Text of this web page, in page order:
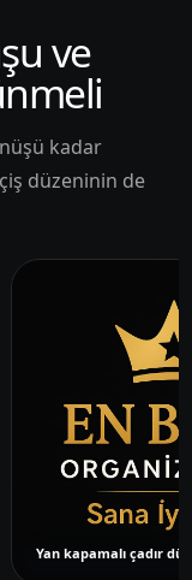
ve
kadar
düzeninin de
Yan kapamalı çadır